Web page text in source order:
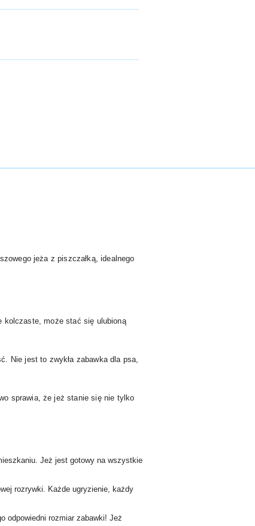
jeża z piszczałką, idealnego
kolczaste, może stać się ulubioną
Nie jest to zwykła zabawka dla psa,
sprawia, że jeż stanie się nie tylko
Jeż jest gotowy na wszystkie
rozrywki. Każde ugryzienie, każdy
odpowiedni rozmiar zabawki! Jeż